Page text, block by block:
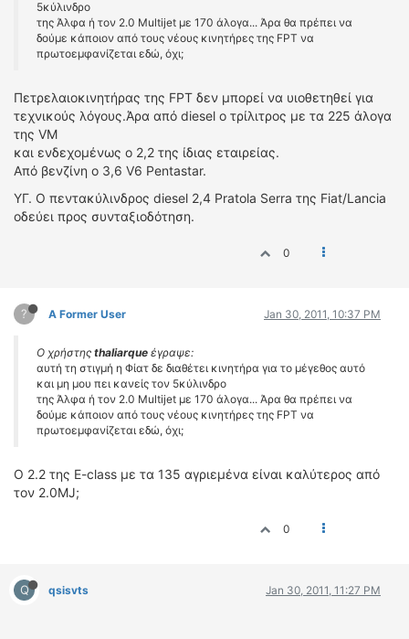
5κύλινδρο
της Άλφα ή τον 2.0 Multijet με 170 άλογα... Άρα θα πρέπει να
δούμε κάποιον από τους νέους κινητήρες της FPT να
πρωτοεμφανίζεται εδώ, όχι;
Πετρελαιοκινητήρας της FPT δεν μπορεί να υιοθετηθεί για
τεχνικούς λόγους.Άρα από diesel ο τρίλιτρος με τα 225 άλογα
της VM
και ενδεχομένως ο 2,2 της ίδιας εταιρείας.
Από βενζίνη ο 3,6 V6 Pentastar.
ΥΓ. Ο πεντακύλινδρος diesel 2,4 Pratola Serra της Fiat/Lancia
οδεύει προς συνταξιοδότηση.
0
? A Former User Jan 30, 2011, 10:37 PM
Ο χρήστης thaliarque έγραψε:
αυτή τη στιγμή η Φίατ δε διαθέτει κινητήρα για το μέγεθος αυτό
και μη μου πει κανείς τον 5κύλινδρο
της Άλφα ή τον 2.0 Multijet με 170 άλογα... Άρα θα πρέπει να
δούμε κάποιον από τους νέους κινητήρες της FPT να
πρωτοεμφανίζεται εδώ, όχι;
O 2.2 της E-class με τα 135 αγριεμένα είναι καλύτερος από
τον 2.0MJ;
0
Q qsisvts Jan 30, 2011, 11:27 PM